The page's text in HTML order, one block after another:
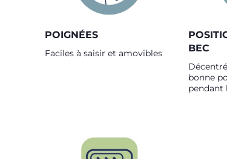
POIGNÉES
Faciles à saisir et amovibles
BEC
bonne
pendant